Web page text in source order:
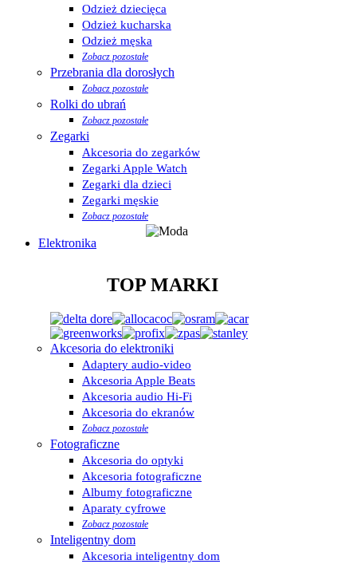
Odzież dziecięca
Odzież kucharska
Odzież męska
Zobacz pozostałe
Przebrania dla dorosłych
Zobacz pozostałe
Rolki do ubrań
Zobacz pozostałe
Zegarki
Akcesoria do zegarków
Zegarki Apple Watch
Zegarki dla dzieci
Zegarki męskie
Zobacz pozostałe
Elektronika
TOP MARKI
Akcesoria do elektroniki
Adaptery audio-video
Akcesoria Apple Beats
Akcesoria audio Hi-Fi
Akcesoria do ekranów
Zobacz pozostałe
Fotograficzne
Akcesoria do optyki
Akcesoria fotograficzne
Albumy fotograficzne
Aparaty cyfrowe
Zobacz pozostałe
Inteligentny dom
Akcesoria inteligentny dom